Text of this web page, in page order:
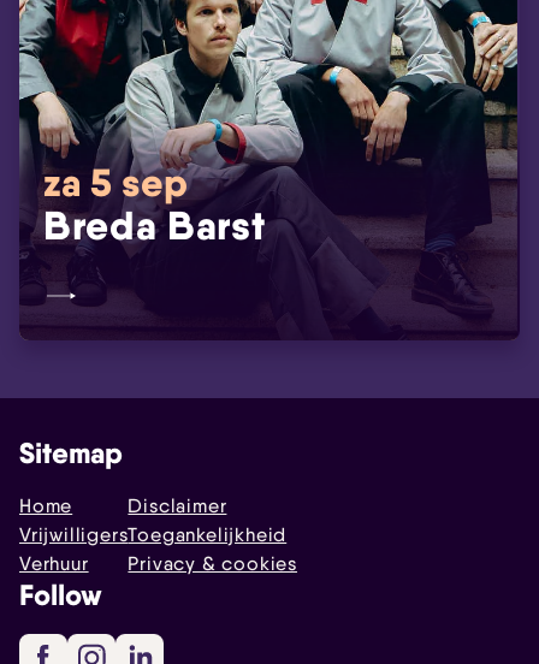
za 5 sep
Breda Barst
Sitemap
Home
Vrijwilligers
Verhuur
Disclaimer
Toegankelijkheid
Privacy & cookies
Follow
FacebookInstagram